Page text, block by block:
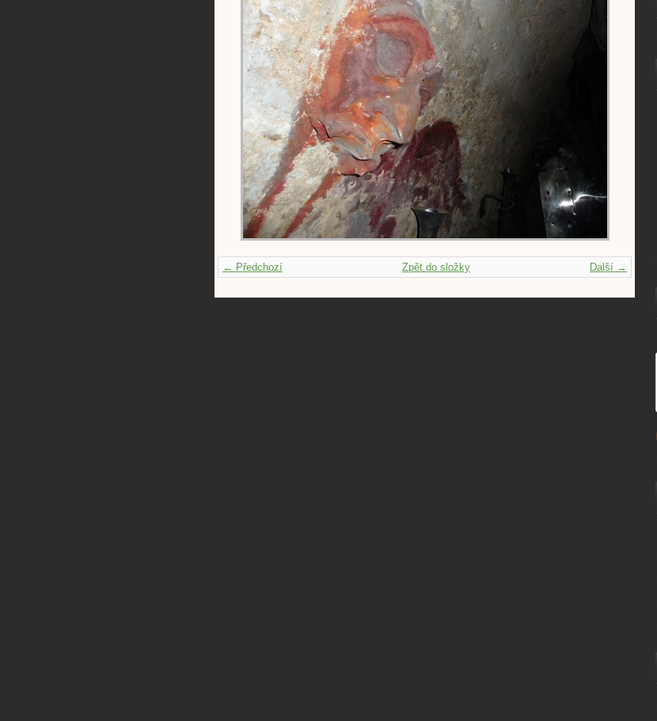
← Předchozí Další →
Zpět do složky